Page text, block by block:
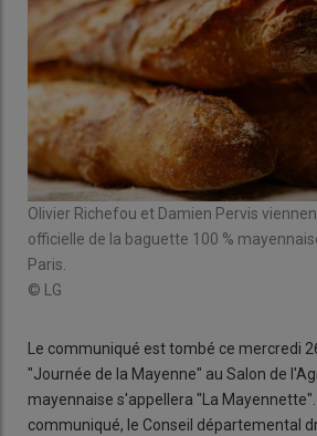
Olivier Richefou et Damien Pervis
officielle de la baguette 100 %
Paris.
© LG
Le communiqué est tombé ce mercredi
"Journée de la Mayenne" au Salon de
mayennaise s'appellera "La Mayennette".
communiqué, le Conseil départemental